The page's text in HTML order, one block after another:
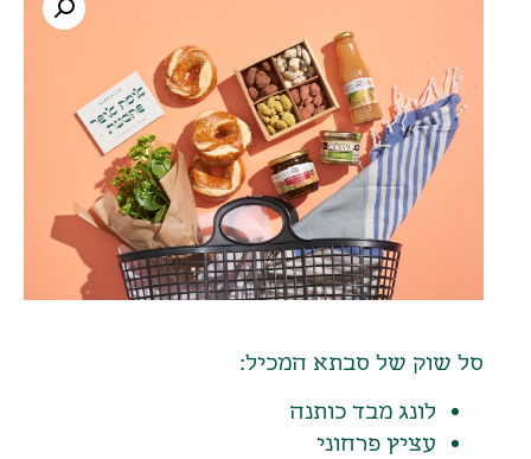
סל שוק של סבתא המכיל:
לונג מבד כותנה
עציץ פרחוני